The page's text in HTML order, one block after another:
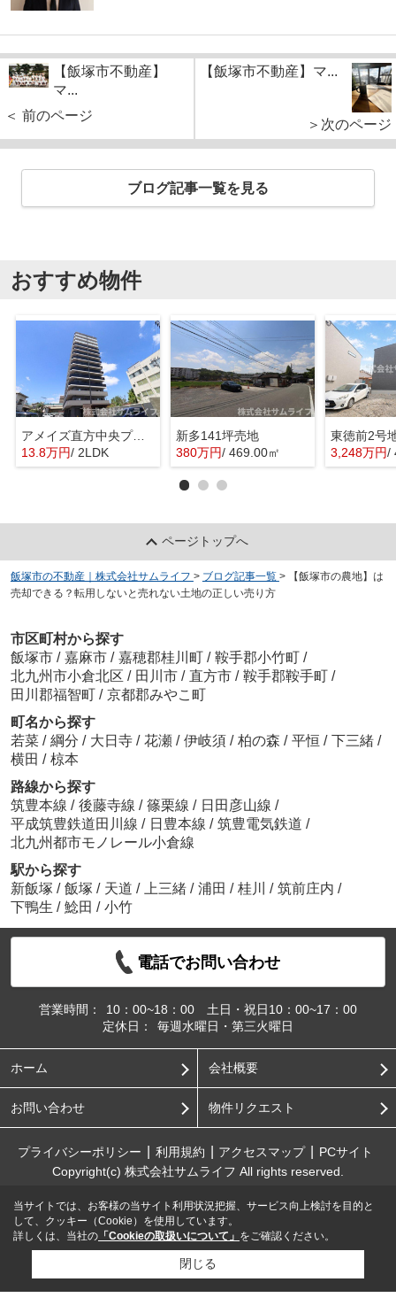
【飯塚市不動産】
マ...
＜ 前のページ
【飯塚市不動産】マ...
＞次のページ
ブログ記事一覧を見る
おすすめ物件
アメイズ直方中央プレミアム
13.8万円/ 2LDK
新多141坪売地
380万円/ 469.00㎡
東徳前2号
3,248万円/
ページトップへ
飯塚市の不動産｜株式会社サムライフ > ブログ記事一覧 >
【飯塚市の農地】は
売却できる？転用しないと売れない土地の正しい売り方
市区町村から探す
飯塚市 / 嘉麻市 / 嘉穂郡桂川町 / 鞍手郡小竹町 /
北九州市小倉北区 / 田川市 / 直方市 / 鞍手郡鞍手町 /
田川郡福智町 / 京都郡みやこ町
町名から探す
若菜 / 綱分 / 大日寺 / 花瀬 / 伊岐須 / 柏の森 / 平恒 / 下三緒 /
横田 / 椋本
路線から探す
筑豊本線 / 後藤寺線 / 篠栗線 / 日田彦山線 /
平成筑豊鉄道田川線 / 日豊本線 / 筑豊電気鉄道 /
北九州都市モノレール小倉線
駅から探す
新飯塚 / 飯塚 / 天道 / 上三緒 / 浦田 / 桂川 / 筑前庄内 /
下鴨生 / 鯰田 / 小竹
電話でお問い合わせ
営業時間：
10：00~18：00 土日・祝日10：00~17：00
定休日：
毎週水曜日・第三火曜日
ホーム 会社概要
お問い合わせ 物件リクエスト
プライバシーポリシー 利用規約 アクセスマップ
PCサイト
Copyright(c) 株式会社サムライフ All rights reserved.
当サイトでは、お客様の当サイト利用状況把握、サービス向上検討を目的と
して、クッキー（Cookie）を使用しています。
詳しくは、当社の 「Cookieの取扱いについて」 をご確認ください。
閉じる